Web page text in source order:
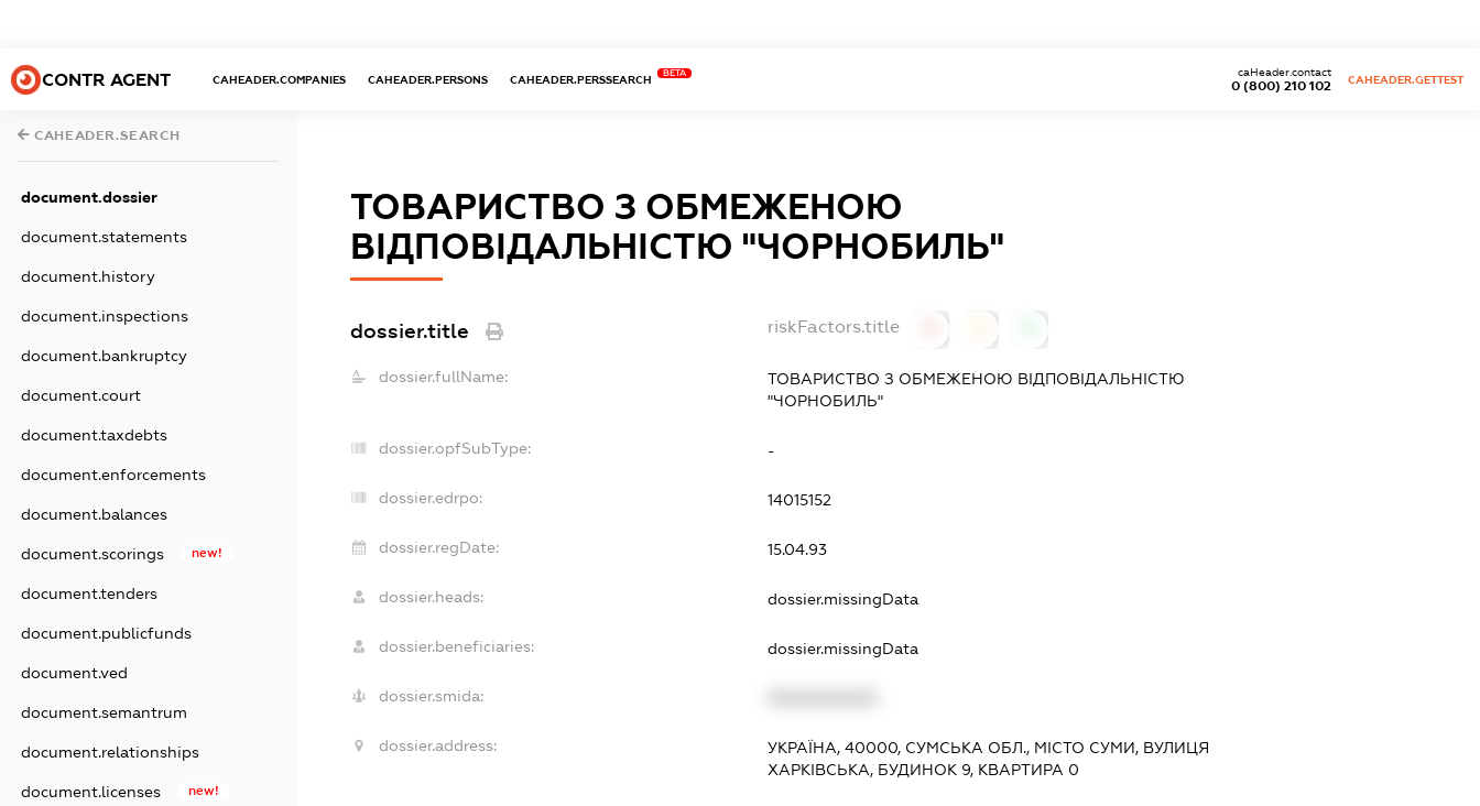
CONTR AGENT CAHEADER.COMPANIES CAHEADER.PERSONS CAHEADER.PERSSEARCH
BETA
0 (800) 210 102
caHeader.contact
CAHEADER.GETTEST
CAHEADER.SEARCH
document.dossier
document.statements
document.history
document.inspections
document.bankruptcy
document.court
document.taxdebts
document.enforcements
document.balances
document.scorings new!
document.tenders
document.publicfunds
document.ved
document.semantrum
document.relationships
document.licenses new!
ТОВАРИСТВО З ОБМЕЖЕНОЮ
ВІДПОВІДАЛЬНІСТЮ "ЧОРНОБИЛЬ"
dossier.title riskFactors.title
dossier.fullName:
ТОВАРИСТВО З ОБМЕЖЕНОЮ ВІДПОВІДАЛЬНІСТЮ
"ЧОРНОБИЛЬ"
dossier.opfSubType: -
dossier.edrpo: 14015152
dossier.regDate: 15.04.93
dossier.heads: dossier.missingData
dossier.beneficiaries: dossier.missingData
dossier.smida:
dossier.address:
УКРАЇНА, 40000, СУМСЬКА ОБЛ., МІСТО СУМИ, ВУЛИЦЯ
ХАРКІВСЬКА, БУДИНОК 9, КВАРТИРА 0